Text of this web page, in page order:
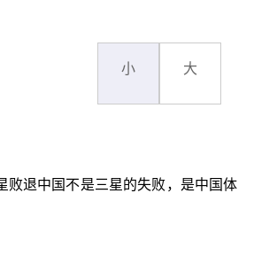
小 大
败退中国不是三星的失败，是中国体